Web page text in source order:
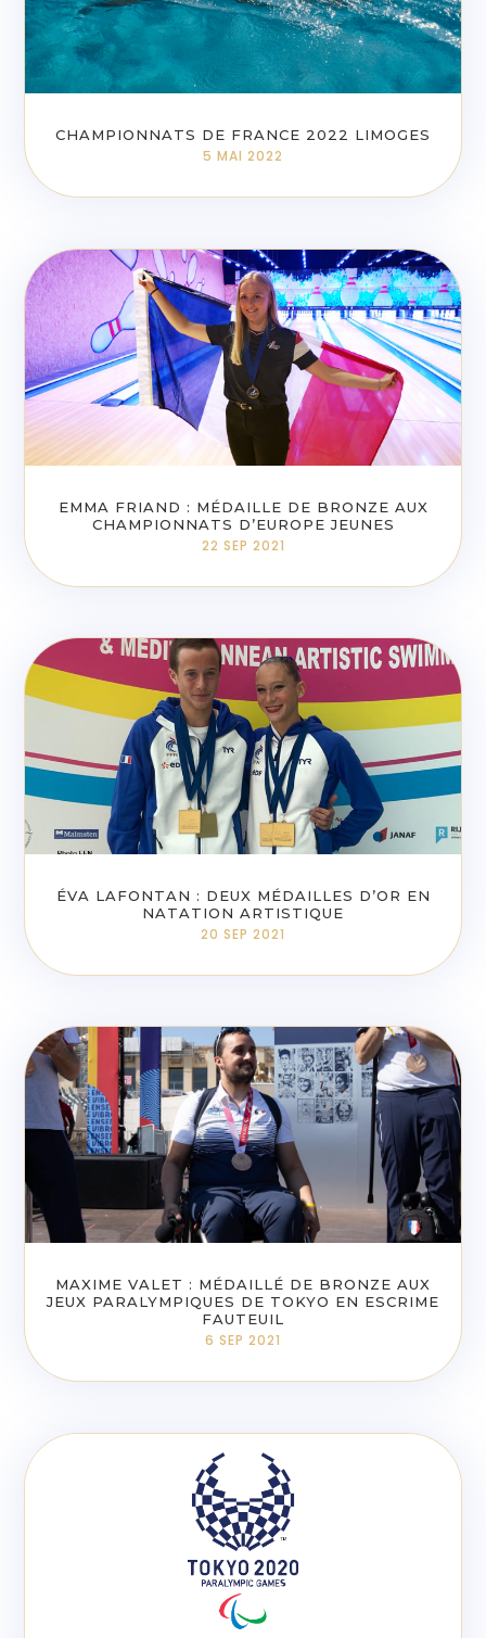
CHAMPIONNATS DE FRANCE 2022 LIMOGES
5 MAI 2022
EMMA FRIAND : MÉDAILLE DE BRONZE AUX
CHAMPIONNATS D’EUROPE JEUNES
22 SEP 2021
ÉVA LAFONTAN : DEUX MÉDAILLES D’OR EN
NATATION ARTISTIQUE
20 SEP 2021
MAXIME VALET : MÉDAILLÉ DE BRONZE AUX
JEUX PARALYMPIQUES DE TOKYO EN ESCRIME
FAUTEUIL
6 SEP 2021